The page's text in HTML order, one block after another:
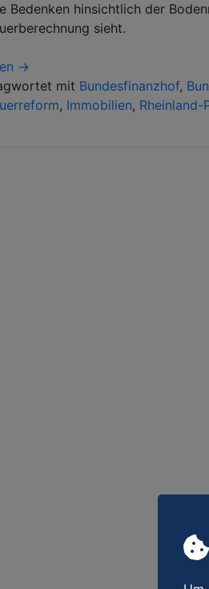
Bedenken hinsichtlich der
sieht.
→
mit Bundesfinanzhof,
, Immobilien, Rheinland-